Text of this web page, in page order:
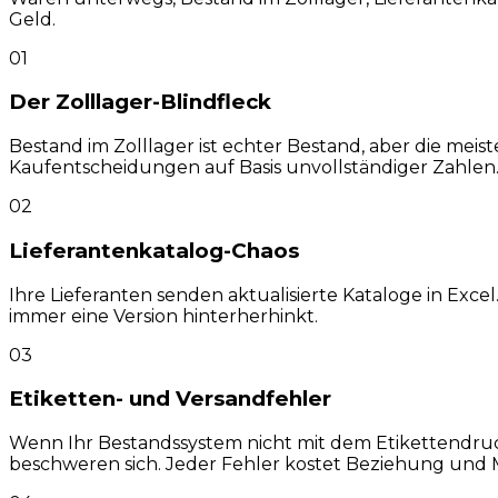
Geld.
01
Der Zolllager-Blindfleck
Bestand im Zolllager ist echter Bestand, aber die
Kaufentscheidungen auf Basis unvollständiger Zahlen.
02
Lieferantenkatalog-Chaos
Ihre Lieferanten senden aktualisierte Kataloge in
immer eine Version hinterherhinkt.
03
Etiketten- und Versandfehler
Wenn Ihr Bestandssystem nicht mit dem
beschweren sich. Jeder Fehler kostet Beziehung und